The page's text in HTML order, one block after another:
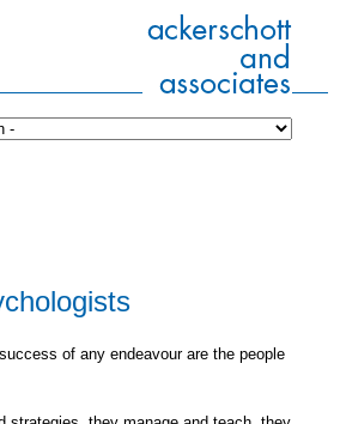
of any endeavour are the people